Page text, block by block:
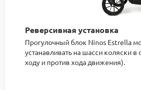
Реверсивная установка
Прогулочный блок Ninos Estrella
устанавливать на шасси коляски
ходу и против хода движения).